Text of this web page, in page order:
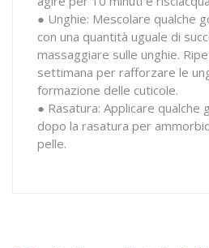
● Unghie: Mescolare qualche
con una quantità uguale di
massaggiare sulle unghie.
settimana per rafforzare le
formazione delle cuticole.
● Rasatura: Applicare qualche
dopo la rasatura per
pelle.